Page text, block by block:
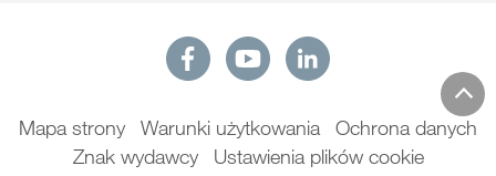
Mapa strony Warunki użytkowania
Ochrona danych
Znak wydawcy
Ustawienia plików cookie